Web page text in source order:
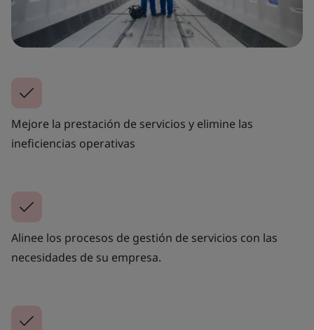
Mejore la prestación de servicios y elimine las
ineficiencias operativas
Alinee los procesos de gestión de servicios con las
necesidades de su empresa.